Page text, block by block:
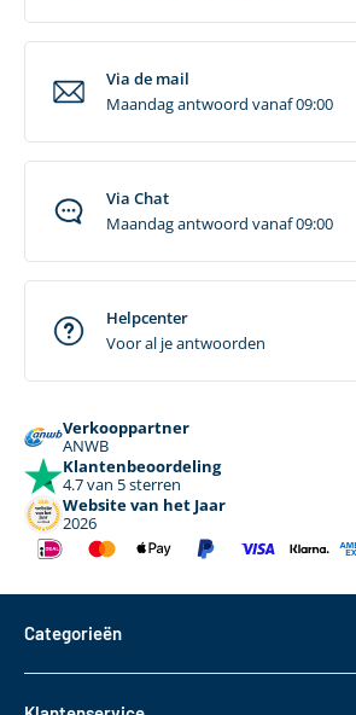
Via de mail
Maandag antwoord vanaf 09:00
Via Chat
Maandag antwoord vanaf 09:00
Helpcenter
Voor al je antwoorden
Verkooppartner
ANWB
Klantenbeoordeling
4.7 van 5 sterren
Website van het Jaar
2026
Categorieën
Dakdragers